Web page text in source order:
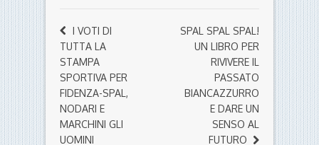
I VOTI DI
TUTTA LA
STAMPA
SPORTIVA PER
FIDENZA-SPAL,
NODARI E
MARCHINI GLI
UOMINI
SPAL SPAL SPAL!
UN LIBRO PER
RIVIVERE IL
PASSATO
BIANCAZZURRO
E DARE UN
SENSO AL
FUTURO